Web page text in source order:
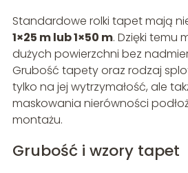
Standardowe rolki tapet mają
1×25 m lub 1×50 m. Dzięki temu
dużych powierzchni bez
Grubość tapety oraz rodzaj
tylko na jej wytrzymałość, ale
maskowania nierówności
montażu.
Grubość i wzory tapet